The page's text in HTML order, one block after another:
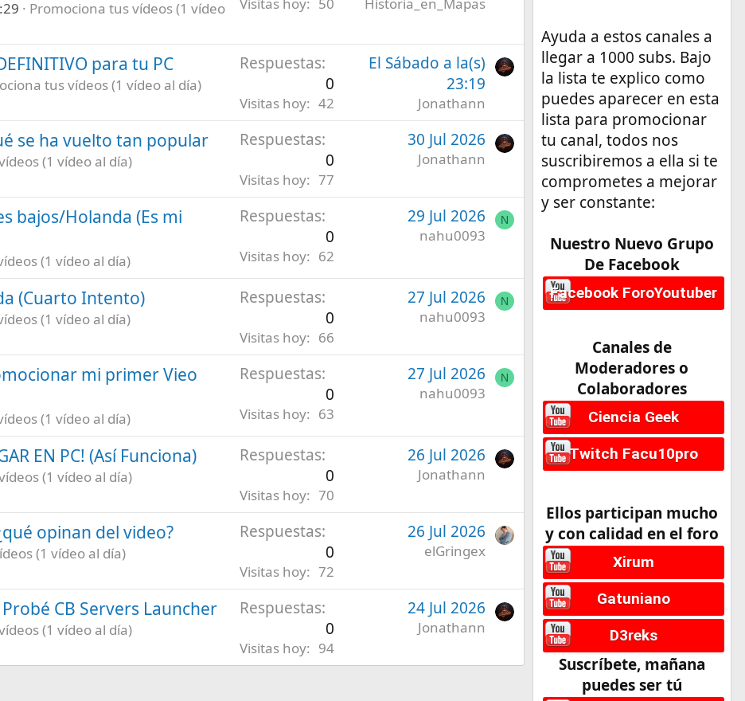
Promociona tus vídeos (1 vídeo
para tu PC
tus vídeos (1 vídeo al día)
Respuestas
0
Visitas hoy 42
El Sábado a la(s)
23:19
Jonathann
se ha vuelto tan popular
(1 vídeo al día)
Respuestas
0
Visitas hoy 77
30 Jul 2026
Jonathann
bajos/Holanda (Es mi
(1 vídeo al día)
Respuestas
0
Visitas hoy 62
29 Jul 2026
nahu0093
N
(Cuarto Intento)
(1 vídeo al día)
Respuestas
0
Visitas hoy 66
27 Jul 2026
nahu0093
N
mi primer Vieo
(1 vídeo al día)
Respuestas
0
Visitas hoy 63
27 Jul 2026
nahu0093
N
EN PC! (Así Funciona)
(1 vídeo al día)
Respuestas
0
Visitas hoy 70
26 Jul 2026
Jonathann
opinan del video?
(1 vídeo al día)
Respuestas
0
Visitas hoy 72
26 Jul 2026
elGringex
CB Servers Launcher
(1 vídeo al día)
Respuestas
0
Visitas hoy 94
24 Jul 2026
Jonathann
Ayuda a estos canales a
llegar a 1000 subs. Bajo
la lista te explico como
puedes aparecer en esta
lista para promocionar
tu canal, todos nos
suscribiremos a ella si te
comprometes a mejorar
y ser constante:
Nuestro Nuevo Grupo
De Facebook
Facebook ForoYoutuber
Canales de
Moderadores o
Colaboradores
Ciencia Geek
Twitch Facu10pro
Ellos participan mucho
y con calidad en el foro
Xirum
Gatuniano
D3reks
Suscríbete, mañana
puedes ser tú